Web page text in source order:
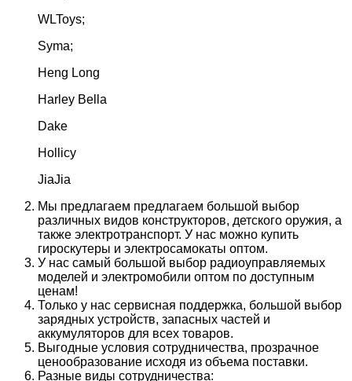
WLToys;
Syma;
Heng Long
Harley Bella
Dake
Hollicy
JiaJia
Мы предлагаем предлагаем большой выбор
различных видов конструкторов, детского оружия, а
также электротранспорт. У нас можно купить
гироскутеры и электросамокаты оптом.
У нас самый большой выбор радиоуправляемых
моделей и электромобили оптом по доступным
ценам!
Только у нас сервисная поддержка, большой выбор
зарядных устройств, запасных частей и
аккумуляторов для всех товаров.
Выгодные условия сотрудничества, прозрачное
ценообразование исходя из объема поставки.
Разные виды сотрудничества: